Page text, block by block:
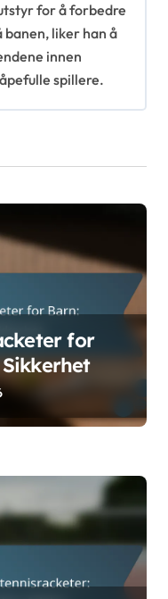
for å forbedre
liker han å
innen
spillere.
for